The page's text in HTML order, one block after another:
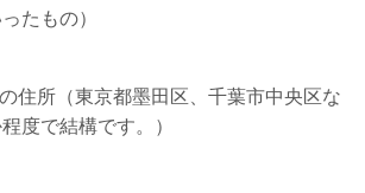
たもの）
住所（東京都墨田区、千葉市中央区な
度で結構です。）